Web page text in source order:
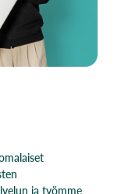
ja työmme